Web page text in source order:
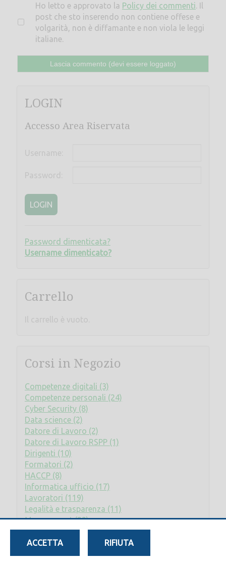
Ho letto e approvato la Policy dei commenti. Il
post che sto inserendo non contiene offese e
volgarità, non è diffamante e non viola le leggi
italiane.
LOGIN
Accesso Area Riservata
Username:
Password:
LOGIN
Password dimenticata?
Username dimenticato?
Carrello
Il carrello è vuoto.
Corsi in Negozio
Competenze digitali (3)
Competenze personali (24)
Cyber Security (8)
Data science (2)
Datore di Lavoro (2)
Datore di Lavoro RSPP (1)
Dirigenti (10)
Formatori (2)
HACCP (8)
Informatica ufficio (17)
Lavoratori (119)
Legalità e trasparenza (11)
Management (23)
Privacy (2)
Rischio elettrico (2)
RIFIUTA
ACCETTA